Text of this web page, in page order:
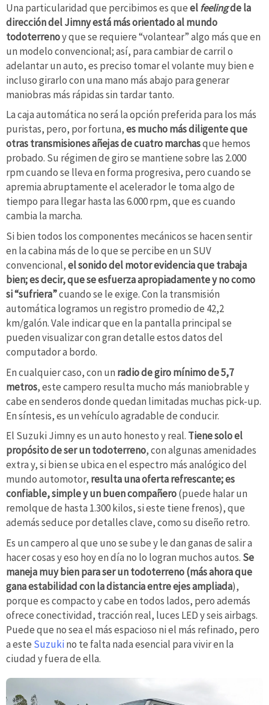
Una particularidad que percibimos es queelfeelingde la
dirección del Jimny está más orientado al mundo
todoterrenoy que se requiere “volantear” algo más que en
un modelo convencional; así, para cambiar de carril o
adelantar un auto, es preciso tomar el volante muy bien e
incluso girarlo con una mano más abajo para generar
maniobras más rápidas sin tardar tanto.
La caja automática no será la opción preferida para los más
puristas, pero, por fortuna,es mucho más diligente que
otras transmisiones añejas de cuatro marchasque hemos
probado. Su régimen de giro se mantiene sobre las 2.000
rpm cuando se lleva en forma progresiva, pero cuando se
apremia abruptamente el acelerador le toma algo de
tiempo para llegar hasta las 6.000 rpm, que es cuando
cambia la marcha.
Si bien todos los componentes mecánicos se hacen sentir
en la cabina más de lo que se percibe en un SUV
convencional,el sonido del motor evidencia que trabaja
bien; es decir, que se esfuerza apropiadamente y no como
si “sufriera”cuando se le exige. Con la transmisión
automática logramos un registro promedio de 42,2
km/galón. Vale indicar que en la pantalla principal se
pueden visualizar con gran detalle estos datos del
computador a bordo.
En cualquier caso, con un radio de giro mínimo de 5,7
metros, este campero resulta mucho más maniobrable y
cabe en senderos donde quedan limitadas muchas pick-up.
En síntesis, es un vehículo agradable de conducir.
El Suzuki Jimny es un auto honesto y real. Tiene solo el
propósito de ser un todoterreno, con algunas amenidades
extra y, si bien se ubica en el espectro más analógico del
mundo automotor, resulta una oferta refrescante; es
confiable, simple y un buen compañero(puede halar un
remolque de hasta 1.300 kilos, si este tiene frenos), que
además seduce por detalles clave, como su diseño retro.
Es un campero al que uno se sube y le dan ganas de salir a
hacer cosas y eso hoy en día no lo logran muchos autos. Se
maneja muy bien para ser un todoterreno (más ahora que
gana estabilidad con la distancia entre ejes ampliada),
porque es compacto y cabe en todos lados, pero además
ofrece conectividad, tracción real, luces LED y seis airbags.
Puede que no sea el más espacioso ni el más refinado, pero
a este Suzukino te falta nada esencial para vivir en la
ciudad y fuera de ella.